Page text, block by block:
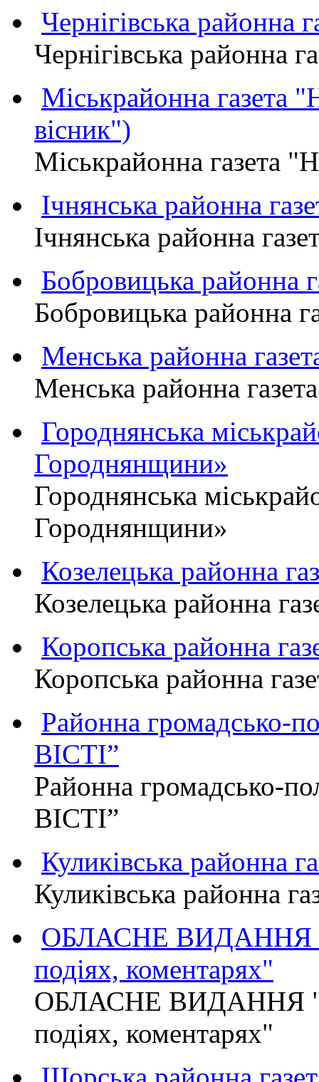
Чернігівська
Чернігівська
Міськрайонна
вісник")
Міськрайонна газета
Ічнянська районна
Ічнянська районна
Бобровицька
Бобровицька
Менська районна
Менська районна
Городнянська
Городнянщини»
Городнянська
Городнянщини»
Козелецька районна
Козелецька районна
Коропська районна
Коропська районна
Районна громадсько-
ВІСТІ”
Районна громадсько-
ВІСТІ”
Куликівська районна
Куликівська районна
ОБЛАСНЕ ВИДАННЯ
подіях, коментарях"
ОБЛАСНЕ ВИДАННЯ
подіях, коментарях"